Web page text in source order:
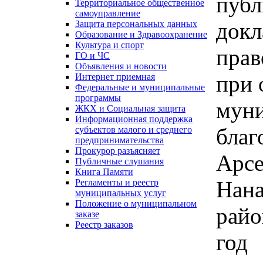
Территориальное общественное
самоуправление
Защита персональных данных
Образование и Здравоохранение
Культура и спорт
ГО и ЧС
Объявления и новости
Интернет приемная
Федеральные и муниципальные
программы
ЖКХ и Социальная защита
Информационная поддержка
субъектов малого и среднего
предпринимательства
Прокурор разъясняет
Публичные слушания
Книга Памяти
Регламенты и реестр
муниципальных услуг
Положение о муниципальном
заказе
Реестр заказов
при
год